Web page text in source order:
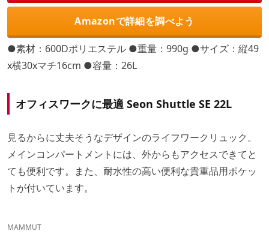
Amazonで詳細を調べよう
●素材：600Dポリエステル ●重量：990g ●サイズ：縦49
x横30xマチ16cm ●容量：26L
オフィスワークに最適 Seon Shuttle SE 22L
見るからに丈夫そうなデザインのライフワークリュック。
メインコンパートメントには、外からもアクセスできてと
ても便利です。また、耐水性の高い便利な貴重品用ポケッ
トが付いています。
MAMMUT